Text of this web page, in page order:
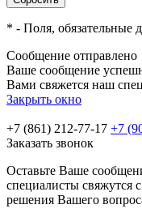
* - Поля, обязательные
Сообщение отправлено
Ваше сообщение
Вами свяжется наш
Закрыть окно
+7 (861) 212-77-17 +7
Заказать звонок
Оставьте Ваше
специалисты свяжутся
решения Вашего